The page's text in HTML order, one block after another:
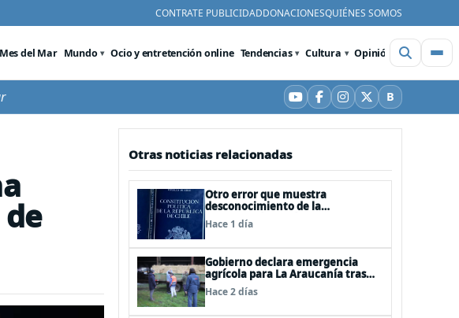
CONTRATE PUBLICIDADDONACIONESQUIÉNES SOMOS
Mes del Mar Mundo Ocio y entretención online Tendencias Cultura Opinión Videos
YouTube
Facebook
Instagram
X BBluesky
Otras noticias relacionadas
Otro error que muestra
desconocimiento de la
Constitución: Artículo 1 consagra
resguardar la seguridad nacional y
Hace 1 día
Gobierno declara emergencia
agrícola para La Araucanía tras
desastres por pasos de sistemas
frontales
Hace 2 días